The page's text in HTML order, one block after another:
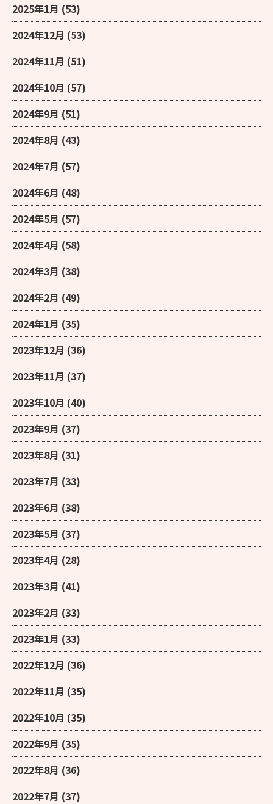
2025年1月 (53)
2024年12月 (53)
2024年11月 (51)
2024年10月 (57)
2024年9月 (51)
2024年8月 (43)
2024年7月 (57)
2024年6月 (48)
2024年5月 (57)
2024年4月 (58)
2024年3月 (38)
2024年2月 (49)
2024年1月 (35)
2023年12月 (36)
2023年11月 (37)
2023年10月 (40)
2023年9月 (37)
2023年8月 (31)
2023年7月 (33)
2023年6月 (38)
2023年5月 (37)
2023年4月 (28)
2023年3月 (41)
2023年2月 (33)
2023年1月 (33)
2022年12月 (36)
2022年11月 (35)
2022年10月 (35)
2022年9月 (35)
2022年8月 (36)
2022年7月 (37)